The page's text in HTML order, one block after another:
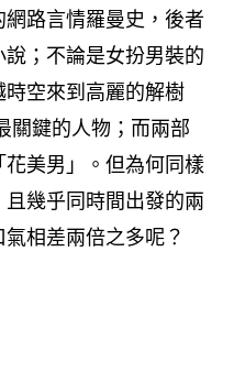
路言情羅曼史，後者
； 不論是女扮男裝的
空來到高麗的解樹
關鍵的人物；而兩部
美男」。但為何同樣
幾乎同時間出發的兩
相差兩倍之多呢？